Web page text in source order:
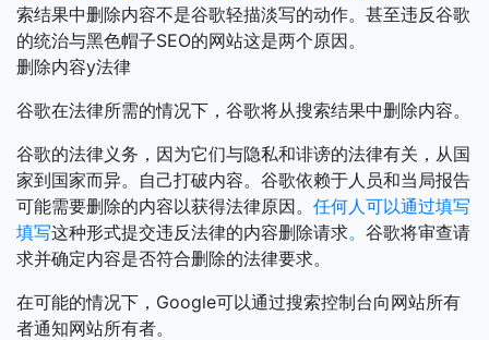
索结果中删除内容不是谷歌轻描淡写的动作。甚至违反谷歌
的统治与黑色帽子SEO的网站这是两个原因。
删除内容y法律
谷歌在法律所需的情况下，谷歌将从搜索结果中删除内容。
谷歌的法律义务，因为它们与隐私和诽谤的法律有关，从国
家到国家而异。自己打破内容。谷歌依赖于人员和当局报告
可能需要删除的内容以获得法律原因。 任何人可以通过填写
填写这种形式提交违反法律的内容删除请求。 谷歌将审查请
求并确定内容是否符合删除的法律要求。
在可能的情况下，Google可以通过搜索控制台向网站所有
者通知网站所有者。